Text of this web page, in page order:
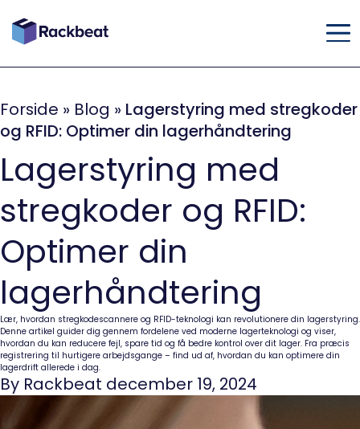
Forside » Blog » Lagerstyring med stregkoder
og RFID: Optimer din lagerhåndtering
Lagerstyring med
stregkoder og RFID:
Optimer din
lagerhåndtering
Lær, hvordan stregkodescannere og RFID-teknologi kan revolutionere din lagerstyring.
Denne artikel guider dig gennem fordelene ved moderne lagerteknologi og viser,
hvordan du kan reducere fejl, spare tid og få bedre kontrol over dit lager. Fra præcis
registrering til hurtigere arbejdsgange – find ud af, hvordan du kan optimere din
lagerdrift allerede i dag.
By Rackbeat december 19, 2024